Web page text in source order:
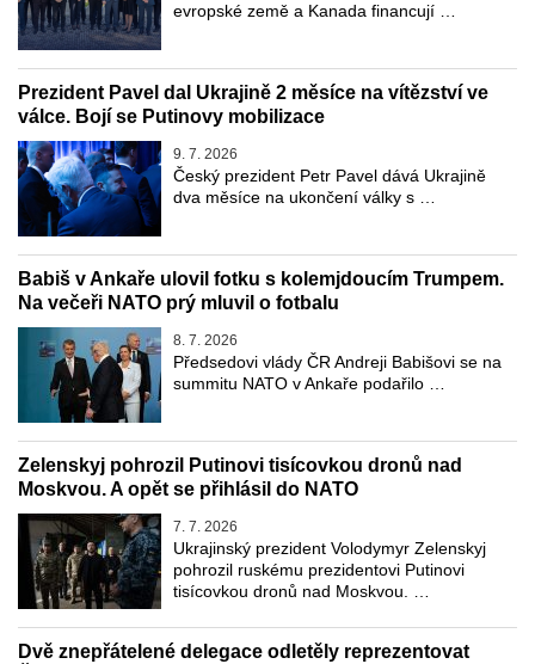
evropské země a Kanada financují …
Prezident Pavel dal Ukrajině 2 měsíce na vítězství ve
válce. Bojí se Putinovy mobilizace
9. 7. 2026
Český prezident Petr Pavel dává Ukrajině
dva měsíce na ukončení války s …
Babiš v Ankaře ulovil fotku s kolemjdoucím Trumpem.
Na večeři NATO prý mluvil o fotbalu
8. 7. 2026
Předsedovi vlády ČR Andreji Babišovi se na
summitu NATO v Ankaře podařilo …
Zelenskyj pohrozil Putinovi tisícovkou dronů nad
Moskvou. A opět se přihlásil do NATO
7. 7. 2026
Ukrajinský prezident Volodymyr Zelenskyj
pohrozil ruskému prezidentovi Putinovi
tisícovkou dronů nad Moskvou. …
Dvě znepřátelené delegace odletěly reprezentovat